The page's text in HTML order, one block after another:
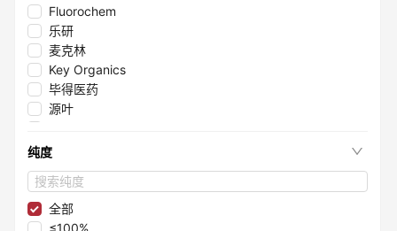
Fluorochem
乐研
麦克林
Key Organics
毕得医药
源叶
阿拉丁
纯度
全部
≤100%